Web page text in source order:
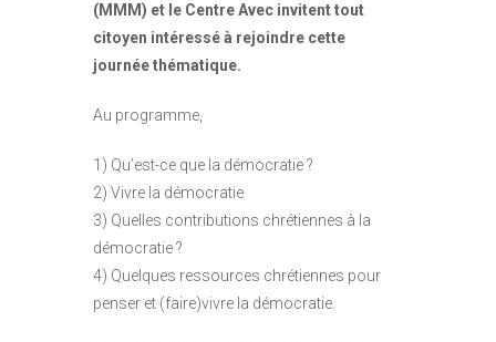
(MMM) et le Centre Avec invitent tout
citoyen intéressé à rejoindre cette
journée thématique.
Au programme,
1) Qu’est-ce que la démocratie ?
2) Vivre la démocratie
3) Quelles contributions chrétiennes à la
démocratie ?
4) Quelques ressources chrétiennes pour
penser et (faire)vivre la démocratie.